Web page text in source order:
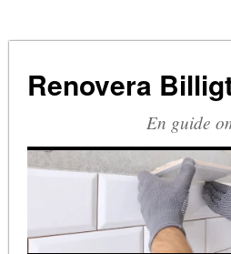
TA BORT SILIKON
RIVA KAKEL
Renovera
En guide